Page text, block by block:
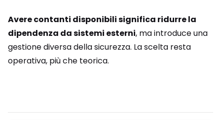
Avere contanti disponibili significa ridurre la
dipendenza da sistemi esterni, ma introduce una
gestione diversa della sicurezza. La scelta resta
operativa, più che teorica.